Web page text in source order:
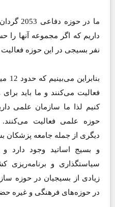
نفر بسیجی در این حوزه
فعالیت می‌کنند و ما باید برای
کنیم لذا ما سازمان علمی
حوزه علمی فعالیت
دیگری از جمله جامعه پزشکان
و بسیج اساتید وجود دارد
سیاستگذاری و
زیادی از بسیجیان در حوزه
در حوزه‌های فرهنگی و غیره